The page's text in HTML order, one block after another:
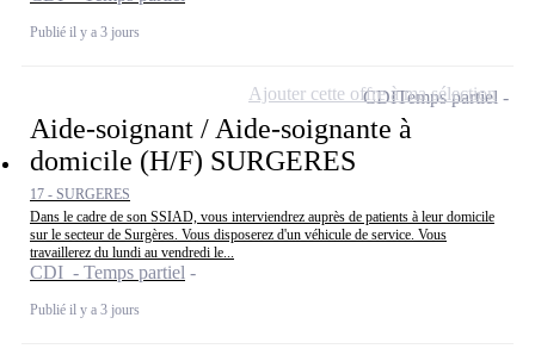
Publié il y a 3 jours
Aide-soignant / Aide-soignante à
domicile (H/F) SURGERES
17 - SURGERES
Dans le cadre de son SSIAD, vous interviendrez auprès de patients à leur domicile
sur le secteur de Surgères. Vous disposerez d'un véhicule de service. Vous
travaillerez du lundi au vendredi le...
CDI - Temps partiel
Publié il y a 3 jours
CDITemps partiel
Ajouter cette offre à ma sélection